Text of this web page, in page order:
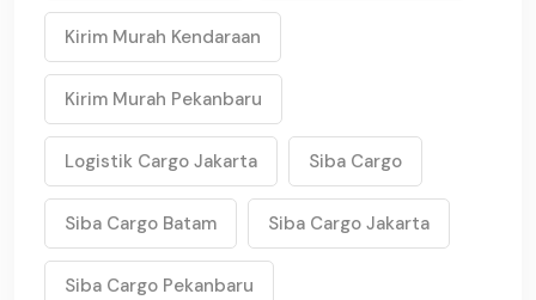
Kirim Murah Kendaraan
Kirim Murah Pekanbaru
Logistik Cargo Jakarta Siba Cargo
Siba Cargo Batam Siba Cargo Jakarta
Siba Cargo Pekanbaru